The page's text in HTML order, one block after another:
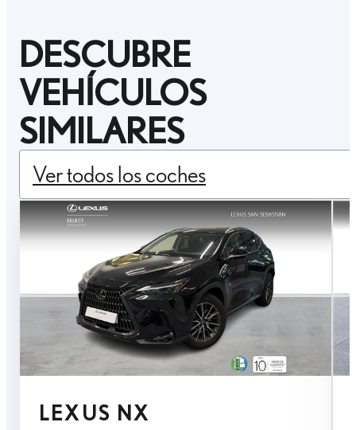
DESCUBRE
VEHÍCULOS
SIMILARES
Ver todos los coches
LEXUS NX